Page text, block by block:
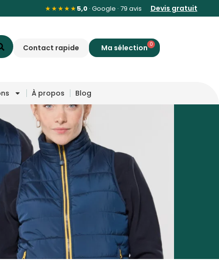
★★★★★5,0· Google · 79 avis Devis gratuit
Contact rapide 0
À propos Blog